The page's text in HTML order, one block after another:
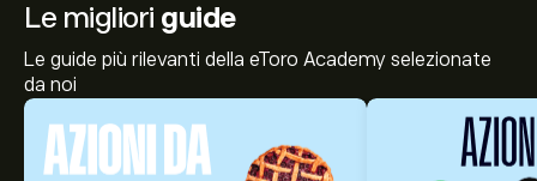
Le migliori guide
Le guide più rilevanti della eToro Academy selezionate
da noi